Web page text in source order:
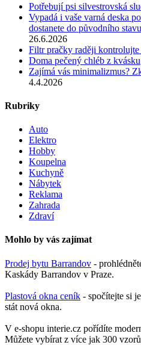
Potřebují psi silvestrovská
Vypadá i vaše varná deska
dostanete do původního
26.6.2026
Filtr pračky raději kontrolujte
Doma pečený chléb z kvásku
Zajímá vás minimalizmus?
4.4.2026
Rubriky
Auto
Elektro
Hobby
Koupelna
Kuchyně
Nábytek
Reklama
Zahrada
Zdraví
Mohlo by vás zajímat
Prodej bytu Barrandov -
Kaskády Barrandov v Praze.
Plastová okna ceník - spočítejte si
stát nová okna.
V e-shopu interie.cz pořídíte
Můžete vybírat z více jak 300